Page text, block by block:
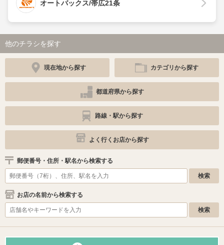
オートバックス/帯広21条
他のチラシを探す
現在地から探す カテゴリから探す
都道府県から探す
路線・駅から探す
よく行くお店から探す
郵便番号・住所・駅名から検索する
お店の名前から検索する